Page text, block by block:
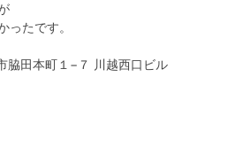
ったです。
脇田本町１−７ 川越西口ビル